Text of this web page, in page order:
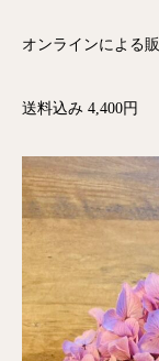
オンラインによる
送料込み 4,400円